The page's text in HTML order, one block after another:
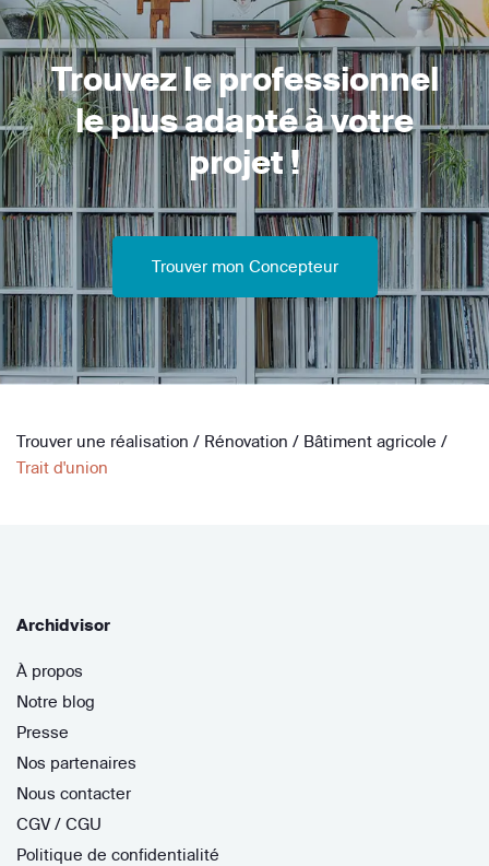
Trouvez le professionnel
le plus adapté à votre
projet !
Trouver mon Concepteur
Trouver une réalisation / Rénovation / Bâtiment agricole /
Trait d'union
Archidvisor
À propos
Notre blog
Presse
Nos partenaires
Nous contacter
CGV / CGU
Politique de confidentialité